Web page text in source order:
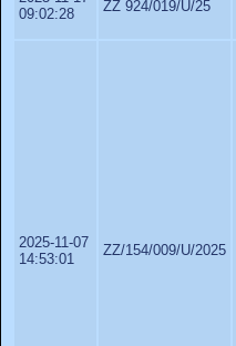
09:02:28
ZZ 924/019/U/25
2025-11-07
14:53:01
ZZ/154/009/U/2025